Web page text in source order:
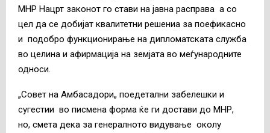
МНР Нацрт законот го стави на јавна расправа а со
цел да се добијат квалитетни решениа за поефикасно
и подобро функционирање на дипломатската служба
во целина и афирмација на земјата во меѓународните
односи.
„Совет на Амбасадори„ поедетални забелешки и
сугестии во писмена форма ќе ги достави до МНР,
но, смета дека за генералното видување околу